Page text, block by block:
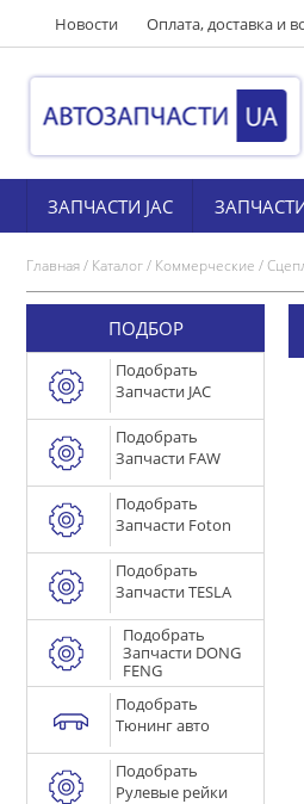
Новости Оплата, доставка и
ЗАПЧАСТИ JAC
Главная/ Каталог/ Коммерческие /
ПОДБОР
Подобрать
Запчасти JAC
Подобрать
Запчасти FAW
Подобрать
Запчасти Foton
Подобрать
Запчасти TESLA
Подобрать
Запчасти DONG
FENG
Подобрать
Тюнинг авто
Подобрать
Рулевые рейки